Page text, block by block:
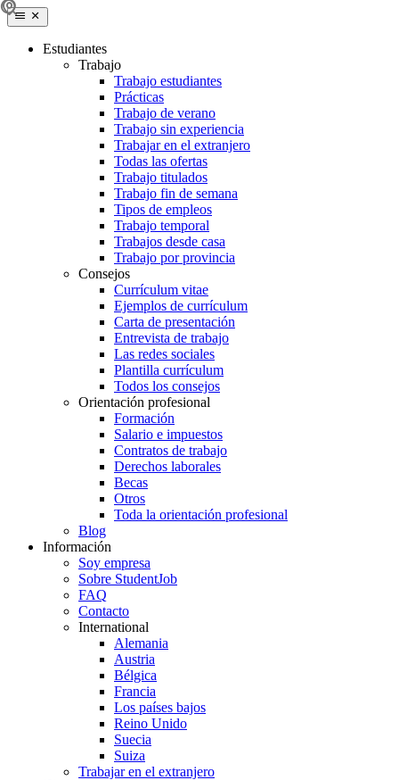
Estudiantes
Trabajo
Trabajo estudiantes
Prácticas
Trabajo de verano
Trabajo sin experiencia
Trabajar en el extranjero
Todas las ofertas
Trabajo titulados
Trabajo fin de semana
Tipos de empleos
Trabajo temporal
Trabajos desde casa
Trabajo por provincia
Consejos
Currículum vitae
Ejemplos de currículum
Carta de presentación
Entrevista de trabajo
Las redes sociales
Plantilla currículum
Todos los consejos
Orientación profesional
Formación
Salario e impuestos
Contratos de trabajo
Derechos laborales
Becas
Otros
Toda la orientación profesional
Blog
Información
Soy empresa
Sobre StudentJob
FAQ
Contacto
International
Alemania
Austria
Bélgica
Francia
Los países bajos
Reino Unido
Suecia
Suiza
Trabajar en el extranjero